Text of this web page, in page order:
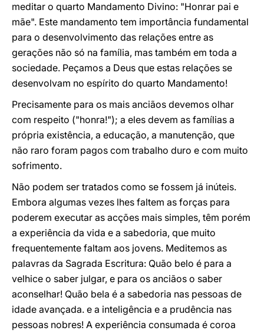
meditar o quarto Mandamento Divino: "Honrar pai e
mãe". Este mandamento tem importância fundamental
para o desenvolvimento das relações entre as
gerações não só na família, mas também em toda a
sociedade. Peçamos a Deus que estas relações se
desenvolvam no espírito do quarto Mandamento!
Precisamente para os mais anciãos devemos olhar
com respeito ("honra!"); a eles devem as famílias a
própria existência, a educação, a manutenção, que
não raro foram pagos com trabalho duro e com muito
sofrimento.
Não podem ser tratados como se fossem já inúteis.
Embora algumas vezes lhes faltem as forças para
poderem executar as acções mais simples, têm porém
a experiência da vida e a sabedoria, que muito
frequentemente faltam aos jovens. Meditemos as
palavras da Sagrada Escritura: Quão belo é para a
velhice o saber julgar, e para os anciãos o saber
aconselhar! Quão bela é a sabedoria nas pessoas de
idade avançada. e a inteligência e a prudência nas
pessoas nobres! A experiência consumada é coroa